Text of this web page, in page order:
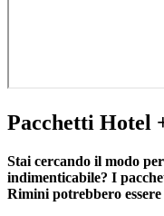
Pacchetti Hotel
Stai cercando il modo
indimenticabile? I
Rimini potrebbero